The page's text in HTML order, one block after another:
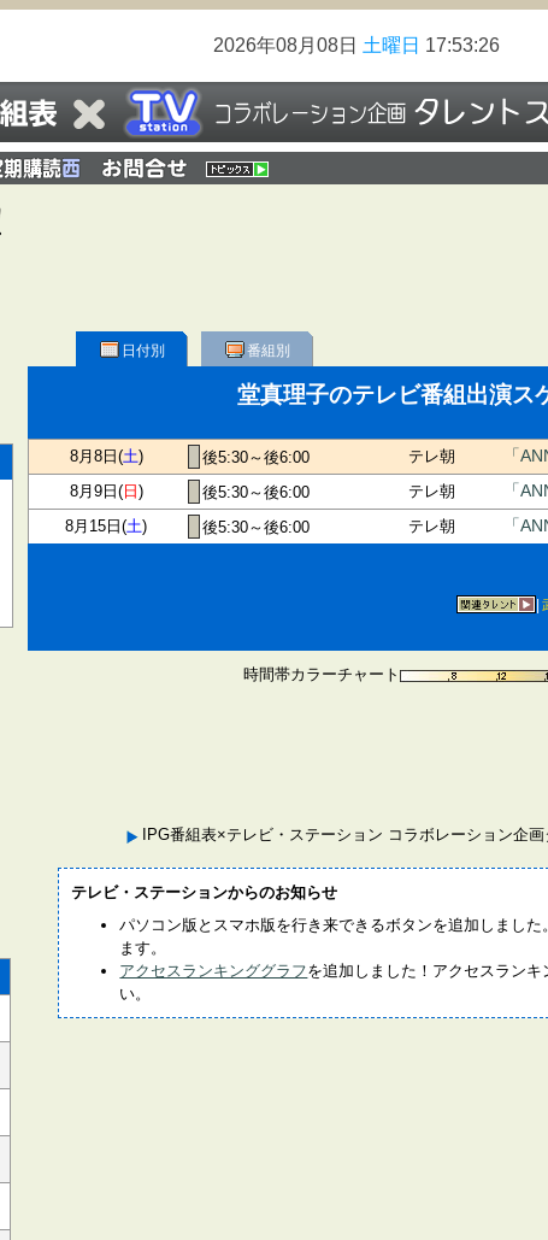
2026年08月08日 土曜日 17:53:26
日付別 番組別
堂真理子のテレビ番組出演ス
8月8日(土) 後5:30～後6:00 テレ朝
「
8月9日(日 ) 後5:30～後6:00 テレ朝
「
8月15日(土) 後5:30～後6:00 テレ朝 「
時間帯カラーチャート
IPG番組表×テレビ・ステーション コラボレーション企
テレビ・ステーションからのお知らせ
パソコン版とスマホ版を行き来できるボタンを追加しまし
ます。
アクセスランキンググラフを追加しました！アクセスラン
い。